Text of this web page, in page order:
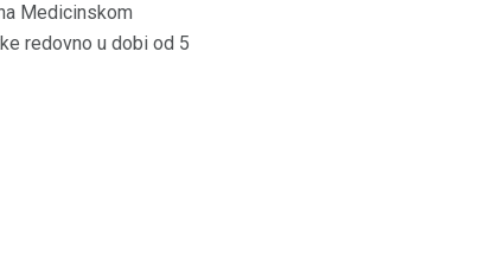
Medicinskom
redovno u dobi od 5